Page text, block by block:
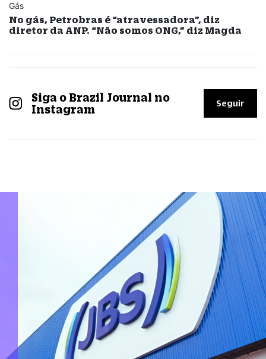
Gás
No gás, Petrobras é “atravessadora”, diz
diretor da ANP. “Não somos ONG,” diz Magda
Siga o Brazil Journal no
Instagram
Seguir